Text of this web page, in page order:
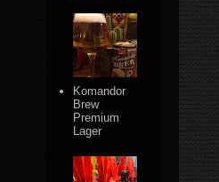
Komandor
Brew
Premium
Lager